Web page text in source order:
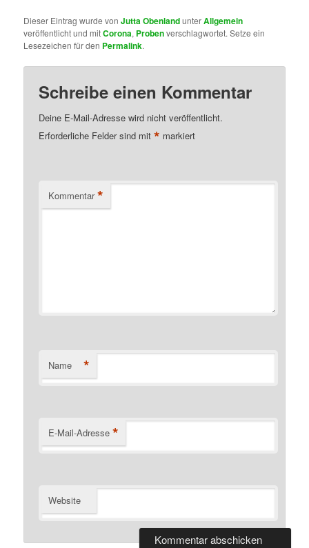
Dieser Eintrag wurde vonJutta ObenlandunterAllgemein
veröffentlicht und mitCorona, Probenverschlagwortet. Setze ein
Lesezeichen für den Permalink.
Schreibe einen Kommentar
Deine E-Mail-Adresse wird nicht veröffentlicht.
Erforderliche Felder sind mit* markiert
Kommentar *
Name *
E-Mail-Adresse *
Website